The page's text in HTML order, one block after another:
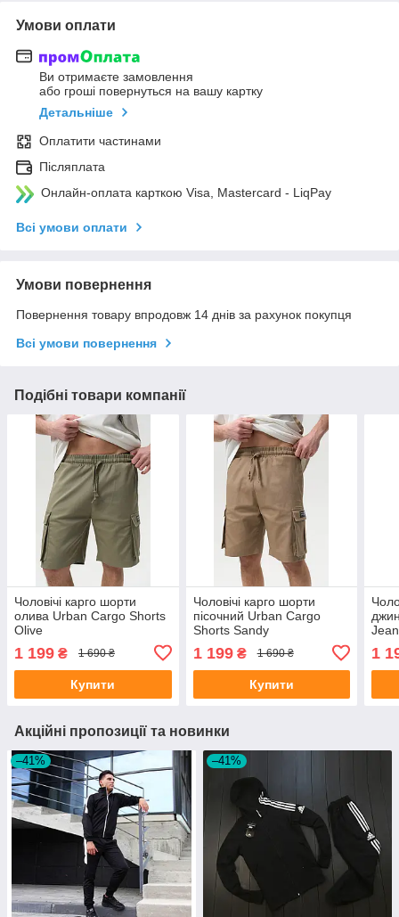
Умови оплати
Ви отримаєте замовлення
або гроші повернуться на вашу картку
Детальніше
Оплатити частинами
Післяплата
Онлайн-оплата карткою Visa, Mastercard - LiqPay
Всі умови оплати
Умови повернення
Повернення товару впродовж 14 днів за рахунок покупця
Всі умови повернення
Подібні товари компанії
Чоловічі карго шорти
олива Urban Cargo Shorts
Olive
1 199 ₴ 1 690 ₴
Купити
Чоловічі карго шорти
пісочний Urban Cargo
Shorts Sandy
1 199₴ 1 690 ₴
Купити
1
Акційні пропозиції та новинки
–41% –41%